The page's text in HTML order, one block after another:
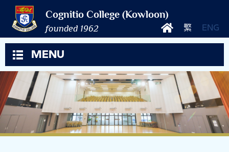
Cognitio College (Kowloon)
founded 1962 繁 ENG
MENU